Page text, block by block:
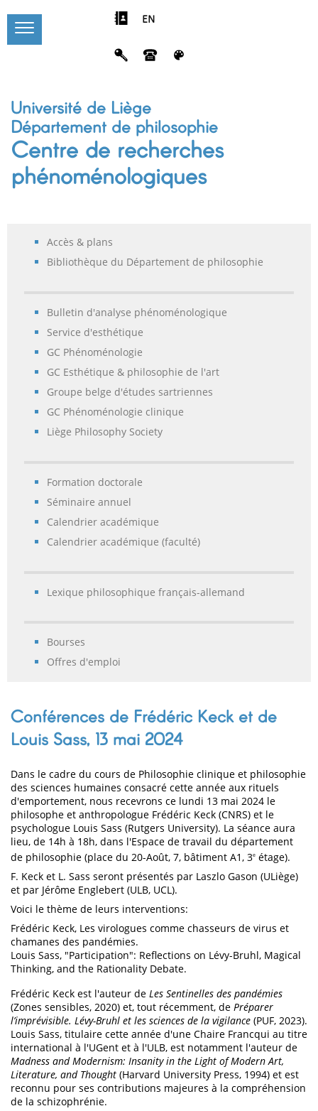
EN
Université de Liège
Département de philosophie
Centre de recherches
phénoménologiques
Accès & plans
Bibliothèque du Département de philosophie
Bulletin d'analyse phénoménologique
Service d'esthétique
GC Phénoménologie
GC Esthétique & philosophie de l'art
Groupe belge d'études sartriennes
GC Phénoménologie clinique
Liège Philosophy Society
Formation doctorale
Séminaire annuel
Calendrier académique
Calendrier académique (faculté)
Lexique philosophique français-allemand
Bourses
Offres d'emploi
Conférences de Frédéric Keck et de
Louis Sass, 13 mai 2024
Dans le cadre du cours de Philosophie clinique et philosophie
des sciences humaines consacré cette année aux rituels
d'emportement, nous recevrons ce lundi 13 mai 2024 le
philosophe et anthropologue Frédéric Keck (CNRS) et le
psychologue Louis Sass (Rutgers University). La séance aura
lieu, de 14h à 18h, dans l'Espace de travail du département
de philosophie (place du 20-Août, 7, bâtiment A1, 3e étage).
F. Keck et L. Sass seront présentés par Laszlo Gason (ULiège)
et par Jérôme Englebert (ULB, UCL).
Voici le thème de leurs interventions:
Frédéric Keck, Les virologues comme chasseurs de virus et
chamanes des pandémies.
Louis Sass, "Participation": Reflections on Lévy-Bruhl, Magical
Thinking, and the Rationality Debate.
Frédéric Keck est l'auteur de Les Sentinelles des pandémies
(Zones sensibles, 2020) et, tout récemment, de Préparer
l’imprévisible. Lévy-Bruhl et les sciences de la vigilance (PUF, 2023).
Louis Sass, titulaire cette année d'une Chaire Francqui au titre
international à l'UGent et à l'ULB, est notamment l'auteur de
Madness and Modernism: Insanity in the Light of Modern Art,
Literature, and Thought (Harvard University Press, 1994) et est
reconnu pour ses contributions majeures à la compréhension
de la schizophrénie.